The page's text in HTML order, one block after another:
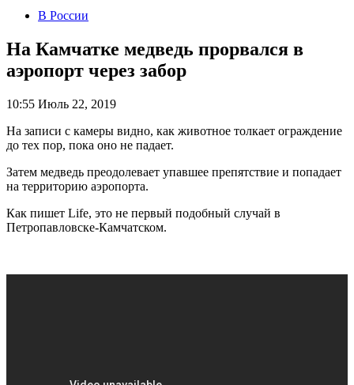
В России
На Камчатке медведь прорвался в
аэропорт через забор
10:55 Июль 22, 2019
На записи с камеры видно, как животное толкает ограждение
до тех пор, пока оно не падает.
Затем медведь преодолевает упавшее препятствие и попадает
на территорию аэропорта.
Как пишет Life, это не первый подобный случай в
Петропавловске-Камчатском.